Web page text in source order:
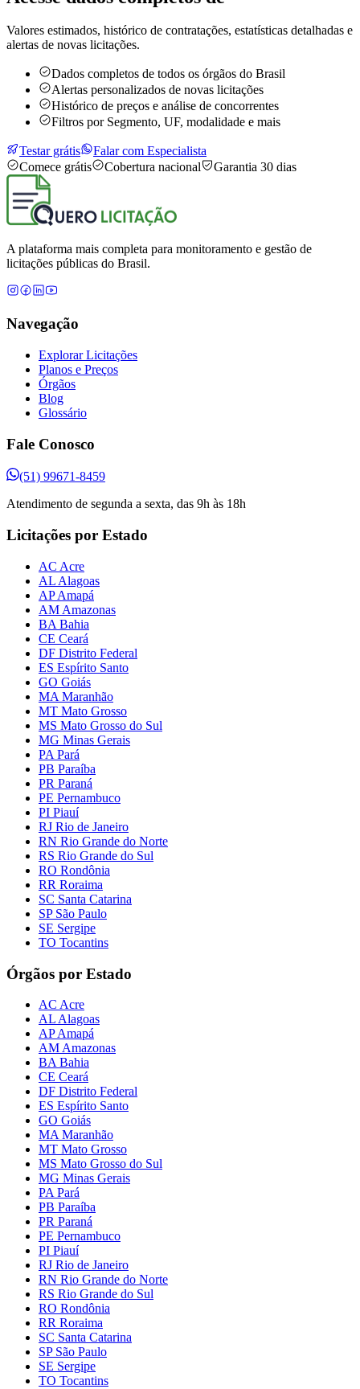
Valores estimados, histórico de contratações, estatísticas detalhadas e
alertas de novas licitações.
Dados completos de todos os órgãos do Brasil
Alertas personalizados de novas licitações
Histórico de preços e análise de concorrentes
Filtros por Segmento, UF, modalidade e mais
Testar grátis
Falar com Especialista
Comece grátis
Cobertura nacional Garantia 30 dias
A plataforma mais completa para monitoramento e gestão de
licitações públicas do Brasil.
Navegação
Explorar Licitações
Planos e Preços
Órgãos
Blog
Glossário
Fale Conosco
(51) 99671-8459
Atendimento de segunda a sexta, das 9h às 18h
Licitações por Estado
AC Acre
AL Alagoas
AP Amapá
AM Amazonas
BA Bahia
CE Ceará
DF Distrito Federal
ES Espírito Santo
GO Goiás
MA Maranhão
MT Mato Grosso
MS Mato Grosso do Sul
MG Minas Gerais
PA Pará
PB Paraíba
PR Paraná
PE Pernambuco
PI Piauí
RJ Rio de Janeiro
RN Rio Grande do Norte
RS Rio Grande do Sul
RO Rondônia
RR Roraima
SC Santa Catarina
SP São Paulo
SE Sergipe
TO Tocantins
Órgãos por Estado
AC Acre
AL Alagoas
AP Amapá
AM Amazonas
BA Bahia
CE Ceará
DF Distrito Federal
ES Espírito Santo
GO Goiás
MA Maranhão
MT Mato Grosso
MS Mato Grosso do Sul
MG Minas Gerais
PA Pará
PB Paraíba
PR Paraná
PE Pernambuco
PI Piauí
RJ Rio de Janeiro
RN Rio Grande do Norte
RS Rio Grande do Sul
RO Rondônia
RR Roraima
SC Santa Catarina
SP São Paulo
SE Sergipe
TO Tocantins